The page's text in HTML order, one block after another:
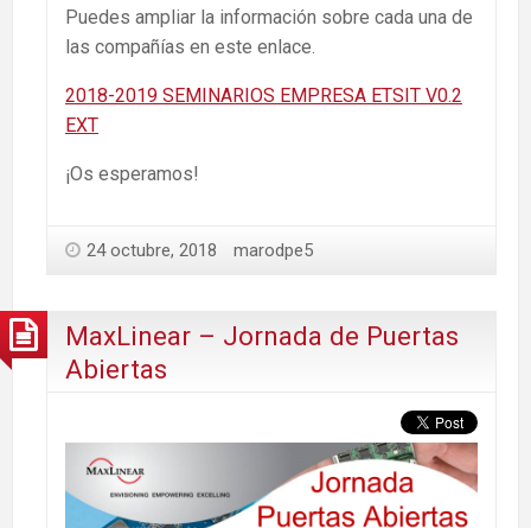
Puedes ampliar la información sobre cada una de
las compañías en este enlace.
2018-2019 SEMINARIOS EMPRESA ETSIT V0.2
EXT
¡Os esperamos!
24 octubre, 2018 marodpe5
MaxLinear – Jornada de Puertas
Abiertas